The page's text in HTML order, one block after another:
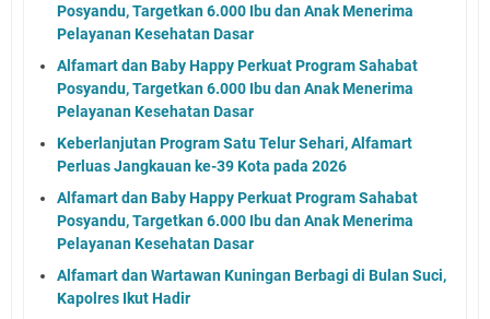
Posyandu, Targetkan 6.000 Ibu dan Anak Menerima
Pelayanan Kesehatan Dasar
Alfamart dan Baby Happy Perkuat Program Sahabat
Posyandu, Targetkan 6.000 Ibu dan Anak Menerima
Pelayanan Kesehatan Dasar
Keberlanjutan Program Satu Telur Sehari, Alfamart
Perluas Jangkauan ke-39 Kota pada 2026
Alfamart dan Baby Happy Perkuat Program Sahabat
Posyandu, Targetkan 6.000 Ibu dan Anak Menerima
Pelayanan Kesehatan Dasar
Alfamart dan Wartawan Kuningan Berbagi di Bulan Suci,
Kapolres Ikut Hadir